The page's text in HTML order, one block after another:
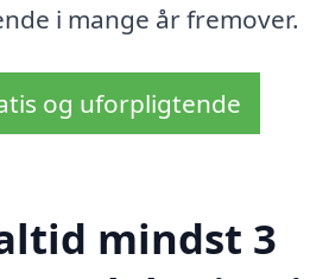
i mange år fremover.
og uforpligtende
mindst 3